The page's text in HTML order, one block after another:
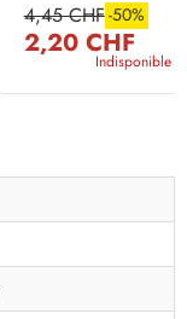
4,45 CHF-50%
2,20 CHF
Indisponible